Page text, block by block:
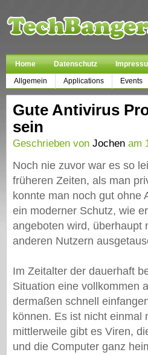
Home Datenschutz
Allgemein
Applications Events
Gute Antivirus
sein
Geschrieben von Jochen am
Noch nie zuvor war es so
früheren Zeiten, als man
konnte man noch gut ohne
ein moderner Schutz, wie
angeboten wird, überhaupt
anderen Nutzern
Im Zeitalter der dauerhaft
Situation eine vollkommen
dermaßen schnell
können. Es ist nicht einmal
mittlerweile gibt es Viren,
und die Computer ganz